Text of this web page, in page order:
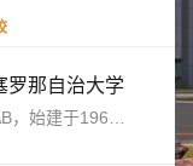
罗那自治大学